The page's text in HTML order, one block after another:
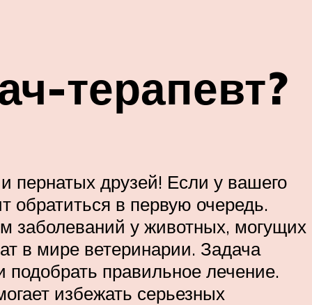
терапевт?
пернатых друзей! Если у вашего
обратиться в первую очередь.
заболеваний у животных, могущих
в мире ветеринарии. Задача
правильное лечение.
избежать серьезных